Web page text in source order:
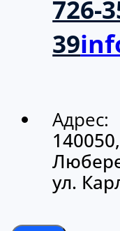
726-
39
Адрес:
ул.